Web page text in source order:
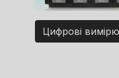
Цифрові